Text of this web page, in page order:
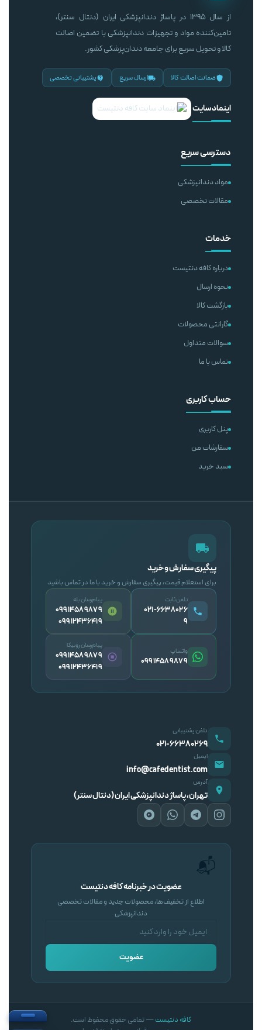
از سال ۱۳۹۵ در پاساژ دندانپزشکی ایران (دنتال سنتر)،
تامین‌کننده مواد و تجهیزات دندانپزشکی با تضمین اصالت
کالا و تحویل سریع برای جامعه دندان‌پزشکی کشور.
ضمانت اصالت کالا ارسال سریع پشتیبانی تخصصی
اینماد سایت
دسترسی سریع
مواد دندانپزشکی
مقالات تخصصی
خدمات
درباره کافه دنتیست
نحوه ارسال
بازگشت کالا
گارانتی محصولات
سوالات متداول
تماس با ما
حساب کاربری
پنل کاربری
سفارشات من
سبد خرید
پیگیری سفارش و خرید
برای استعلام قیمت، پیگیری سفارش و خرید با ما در تماس باشید
تلفن ثابت
۰۲۱-۶۶۳۸۰۲۶
۹
پیام‌رسان بله
09914589879
09912436419
واتساپ
09914589879
پیام‌رسان روبیکا
09914589879
09912436419
تلفن پشتیبانی
۰۲۱-۶۶۳۸۰۲۶۹
ایمیل
info@cafedentist.com
آدرس
تهران، پاساژ دندانپزشکی ایران (دنتال سنتر)
📬
عضویت در خبرنامه کافه دنتیست
اطلاع از تخفیف‌ها، محصولات جدید و مقالات تخصصی
دندانپزشکی
عضویت
کافه دنتیست— تمامی حقوق محفوظ است.